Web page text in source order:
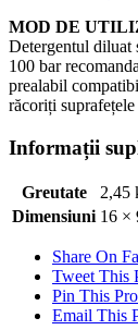
MOD DE
Detergentul diluat
100 bar
prealabil
răcoriți
Informații
Greutate
2,45
Dimensiuni 16 ×
Share On
Tweet This
Pin This
Email This